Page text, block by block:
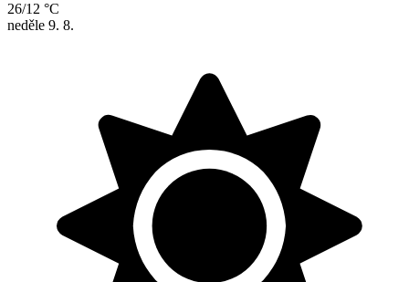
26/12 °C
neděle 9. 8.